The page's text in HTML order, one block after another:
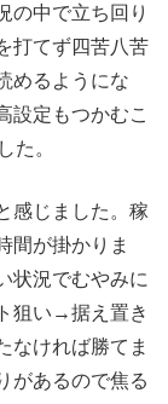
の中で立ち回り
打てず四苦八苦
めるようにな
設定もつかむこ
た。
感じました。稼
間が掛かりま
状況でむやみに
狙い→据え置き
なければ勝てま
があるので焦る